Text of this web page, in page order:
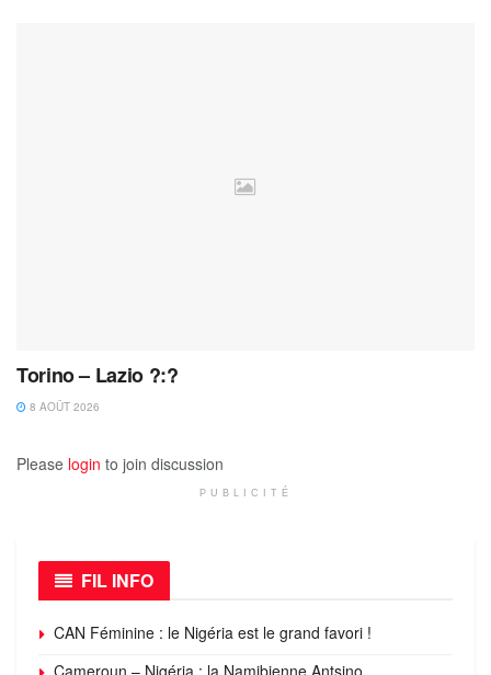
Torino – Lazio ?:?
8 AOÛT 2026
Please login to join discussion
PUBLICITÉ
FIL INFO
CAN Féminine : le Nigéria est le grand favori !
Cameroun – Nigéria : la Namibienne Antsino